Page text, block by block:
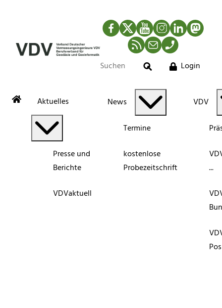
Facebook
TwitterYouTubeInstagram
LinkedIn
RSS-Newsfeed
MailTelefon
Suche
Login
Aktuelles
Presse und
Berichte
VDVaktuell
News
Termine
kostenlose
Probezeitschrift
VDV
...